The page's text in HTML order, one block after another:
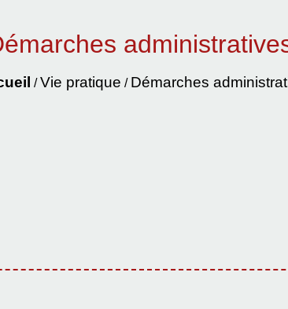
/Vie pratique / Démarches